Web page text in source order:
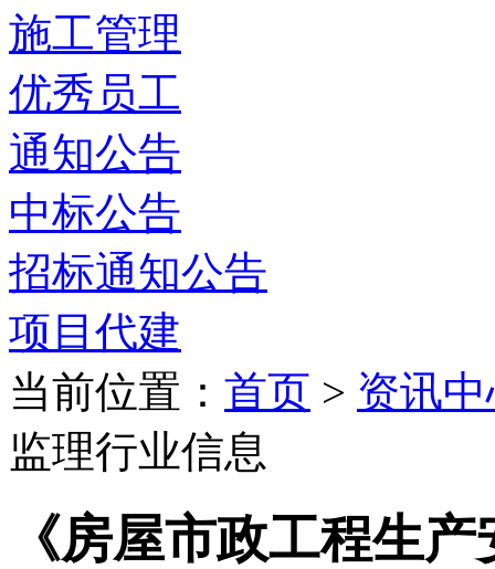
施工管理
优秀员工
通知公告
中标公告
招标通知公告
项目代建
当前位置： 首页 > 资讯
监理行业信息
《房屋市政工程生